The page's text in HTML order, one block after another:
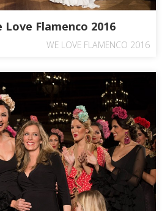
Flamenco 2016
WE LOVE FLAMENCO 2016